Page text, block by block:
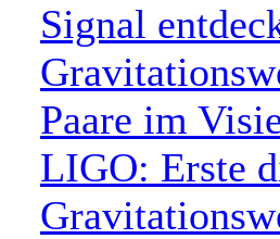
Signal
Paare im
LIGO: Erste